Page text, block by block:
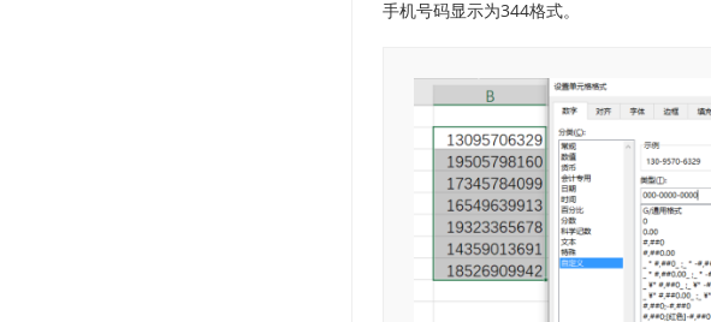
手机号码显示为344格式。